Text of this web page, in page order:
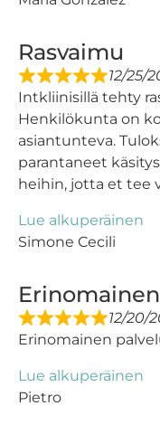
Rasvaimu
12/25/
Intkliinisillä tehty
Henkilökunta on
asiantunteva.
parantaneet
heihin, jotta et tee
Lue alkuperäinen
Simone Cecili
Erinomainen
12/20/
Erinomainen
Lue alkuperäinen
Pietro